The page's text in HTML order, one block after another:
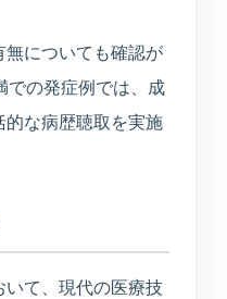
無についても確認が
での発症例では、成
的な病歴聴取を実施
いて、現代の医療技